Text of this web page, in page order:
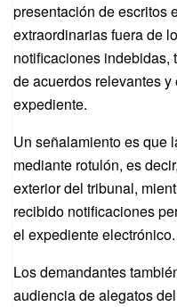
presentación de escritos
extraordinarias fuera de
notificaciones indebidas,
de acuerdos relevantes
expediente.
Un señalamiento es que
mediante rotulón, es
exterior del tribunal,
recibido notificaciones
el expediente electrónico.
Los demandantes
audiencia de alegatos